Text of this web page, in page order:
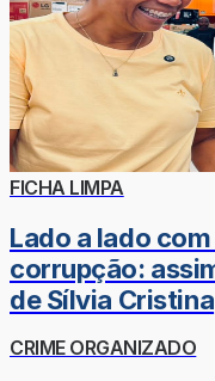
FICHA LIMPA
Lado a lado
corrupção:
de Sílvia Cristina
CRIME ORGANIZADO